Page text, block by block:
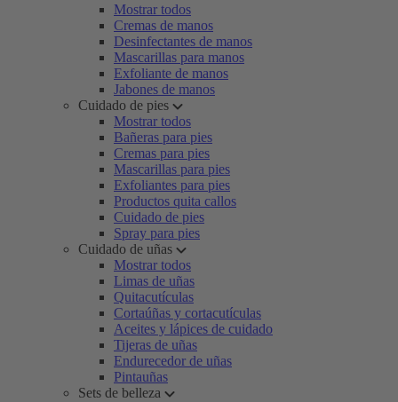
Mostrar todos
Cremas de manos
Desinfectantes de manos
Mascarillas para manos
Exfoliante de manos
Jabones de manos
Cuidado de pies
Mostrar todos
Bañeras para pies
Cremas para pies
Mascarillas para pies
Exfoliantes para pies
Productos quita callos
Cuidado de pies
Spray para pies
Cuidado de uñas
Mostrar todos
Limas de uñas
Quitacutículas
Cortaúñas y cortacutículas
Aceites y lápices de cuidado
Tijeras de uñas
Endurecedor de uñas
Pintauñas
Sets de belleza